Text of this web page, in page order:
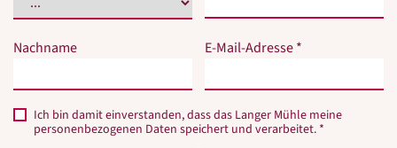
Feld
nicht
Feld
nicht
Nachname E-Mail-Adresse *
Ich bin damit einverstanden, dass das Langer Mühle meine
personenbezogenen Daten speichert und verarbeitet. *